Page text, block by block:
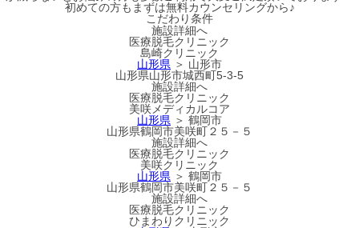
初めての方もまずは無料カウンセリングから♪
こだわり条件
施設詳細へ
医療脱毛クリニック
島崎クリニック
山形県 ＞ 山形市
山形県山形市城西町5-3-5
施設詳細へ
医療脱毛クリニック
美咲メディカルコア
山形県 ＞ 鶴岡市
山形県鶴岡市美咲町２５－５
施設詳細へ
医療脱毛クリニック
美咲クリニック
山形県 ＞ 鶴岡市
山形県鶴岡市美咲町２５－５
施設詳細へ
医療脱毛クリニック
ひまわりクリニック